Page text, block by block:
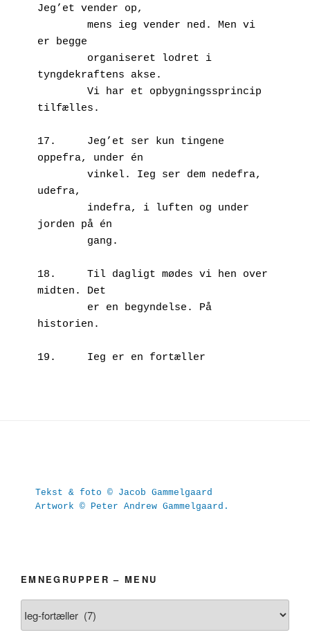
Jeg’et vender op,
er begge
tyngdekraftens akse.
tilfælles.
17.	Jeg’et ser kun tingene
oppefra, under én
udefra,
jorden på én
18.	Til dagligt mødes vi hen over
midten. Det
historien.
19.	Ieg er en fortæller
Tekst & foto © Jacob Gammelgaard
Artwork © Peter Andrew Gammelgaard.
EMNEGRUPPER – MENU